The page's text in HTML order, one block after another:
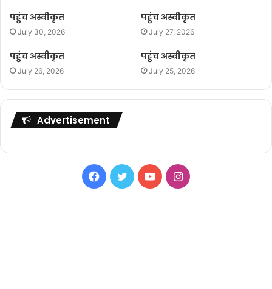
पहुंच अस्वीकृत
July 30, 2026
पहुंच अस्वीकृत
July 27, 2026
पहुंच अस्वीकृत
July 26, 2026
पहुंच अस्वीकृत
July 25, 2026
Advertisement
Facebook
TwitterYouTubeInstagram